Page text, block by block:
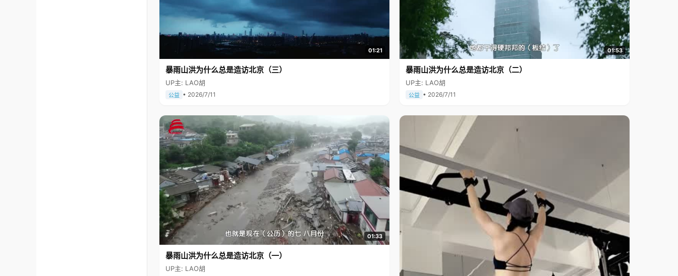
01:21
暴雨山洪为什么总是造访北京（三）
UP主: LAO胡
公益 • 2026/7/11
01:53
暴雨山洪为什么总是造访北京（二）
UP主: LAO胡
公益 • 2026/7/11
01:33
暴雨山洪为什么总是造访北京（一）
UP主: LAO胡